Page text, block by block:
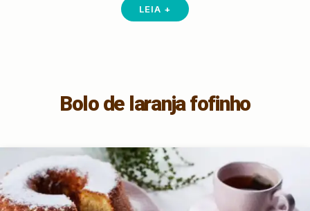
LEIA +
Bolo de laranja fofinho